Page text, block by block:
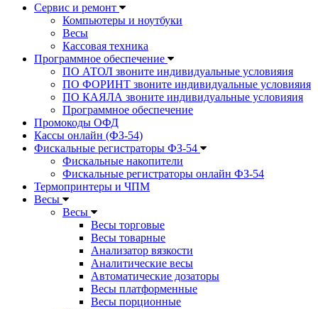
Сервис и ремонт
Компьютеры и ноутбуки
Весы
Кассовая техника
Программное обеспечение
ПО АТОЛ звоните индивидуальные условияия
ПО ФОРИНТ звоните индивидуальные условияия
ПО КАЯЛА звоните индивидуальные условияия
Программное обеспечение
Промокоды ОФД
Кассы онлайн (ФЗ-54)
Фискальные регистраторы ФЗ-54
Фискальные накопители
Фискальные регистраторы онлайн ФЗ-54
Термопринтеры и ЧПМ
Весы
Весы
Весы торговые
Весы товарные
Анализатор вязкости
Аналитические весы
Автоматические дозаторы
Весы платформенные
Весы порционные